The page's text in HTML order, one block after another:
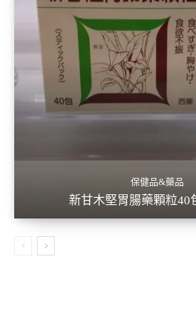
保健品&藥品
新甘木堅胃腸藥顆粒40